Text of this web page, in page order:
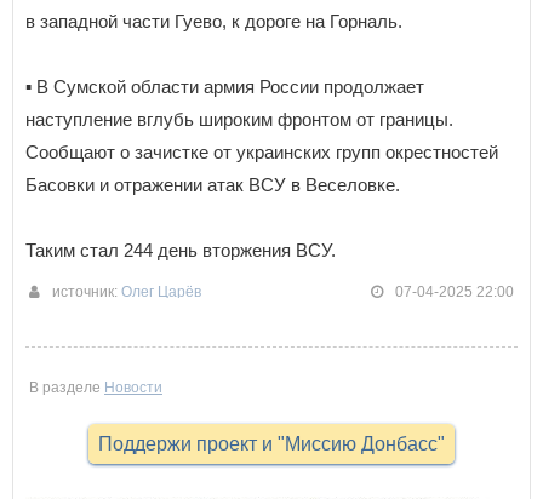
в западной части Гуево, к дороге на Горналь.
▪️ В Сумской области армия России продолжает
наступление вглубь широким фронтом от границы.
Сообщают о зачистке от украинских групп окрестностей
Басовки и отражении атак ВСУ в Веселовке.
Таким стал 244 день вторжения ВСУ.
источник: Олег Царёв 07-04-2025 22:00
В разделе Новости
Поддержи проект и "Миссию Донбасс"